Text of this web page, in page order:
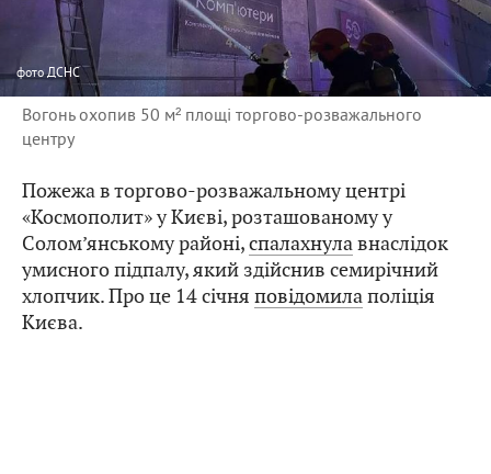
фотоДСНС
Вогонь охопив 50 м² площі торгово-розважального
центру
Пожежа в торгово-розважальному центрі
«Космополит» у Києві, розташованому у
Солом’янському районі,спалахнулавнаслідок
умисного підпалу, який здійснив семирічний
хлопчик. Про це 14 січня повідомилаполіція
Києва.